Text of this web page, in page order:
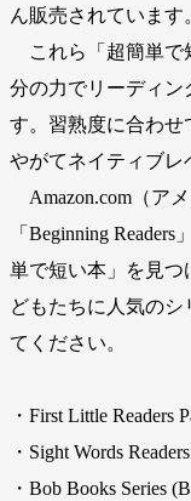
ん販売されています
これら「超簡単で
分の力でリーディン
す。習熟度に合わせ
やがてネイティブレ
Amazon.com（アメ
「Beginning
単で短い本」を見つ
どもたちに人気の
てください。
・First Little Readers
・Sight Words
・Bob Books Series